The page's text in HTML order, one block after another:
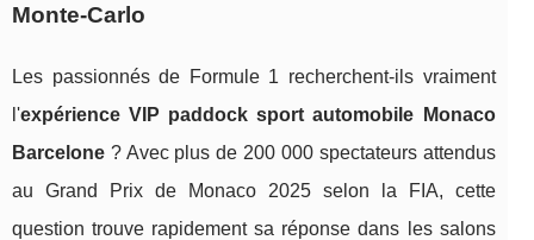
Monte-Carlo
Les passionnés de Formule 1 recherchent-ils vraiment
l'expérience VIP paddock sport automobile Monaco
Barcelone ? Avec plus de 200 000 spectateurs attendus
au Grand Prix de Monaco 2025 selon la FIA, cette
question trouve rapidement sa réponse dans les salons